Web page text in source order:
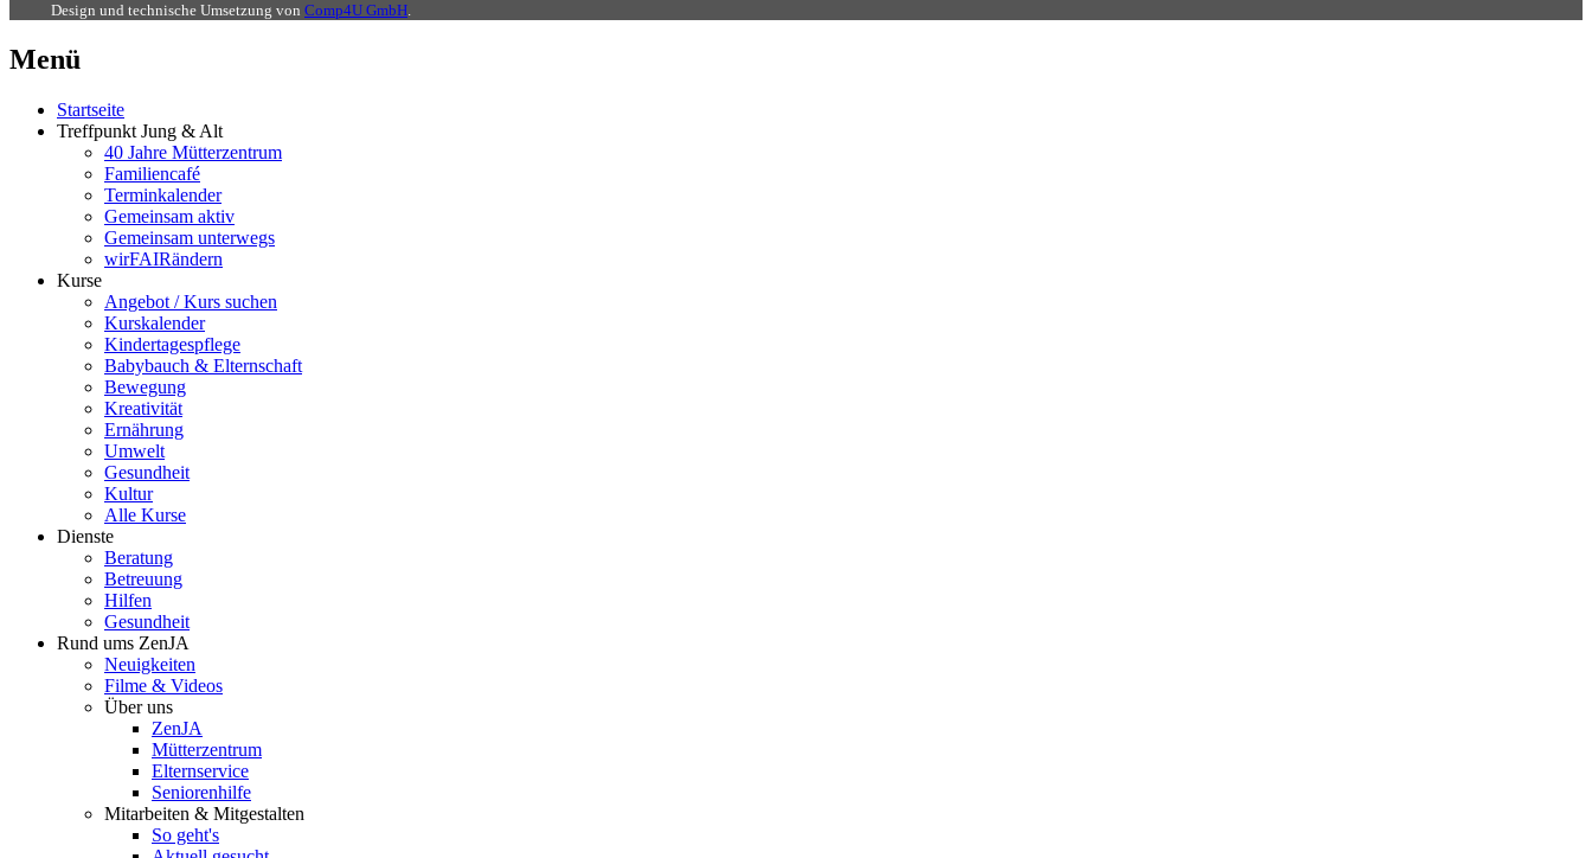
Design und technische Umsetzung von Comp4U GmbH.
Menü
Startseite
Treffpunkt Jung & Alt
40 Jahre Mütterzentrum
Familiencafé
Terminkalender
Gemeinsam aktiv
Gemeinsam unterwegs
wirFAIRändern
Kurse
Angebot / Kurs suchen
Kurskalender
Kindertagespflege
Babybauch & Elternschaft
Bewegung
Kreativität
Ernährung
Umwelt
Gesundheit
Kultur
Alle Kurse
Dienste
Beratung
Betreuung
Hilfen
Gesundheit
Rund ums ZenJA
Neuigkeiten
Filme & Videos
Über uns
ZenJA
Mütterzentrum
Elternservice
Seniorenhilfe
Mitarbeiten & Mitgestalten
So geht's